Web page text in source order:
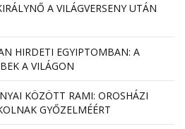
A VILÁGVERSENY UTÁN
HIRDETI EGYIPTOMBAN: A
A VILÁGON
KÖZÖTT RAMI: OROSHÁZI
GYŐZELMÉÉRT